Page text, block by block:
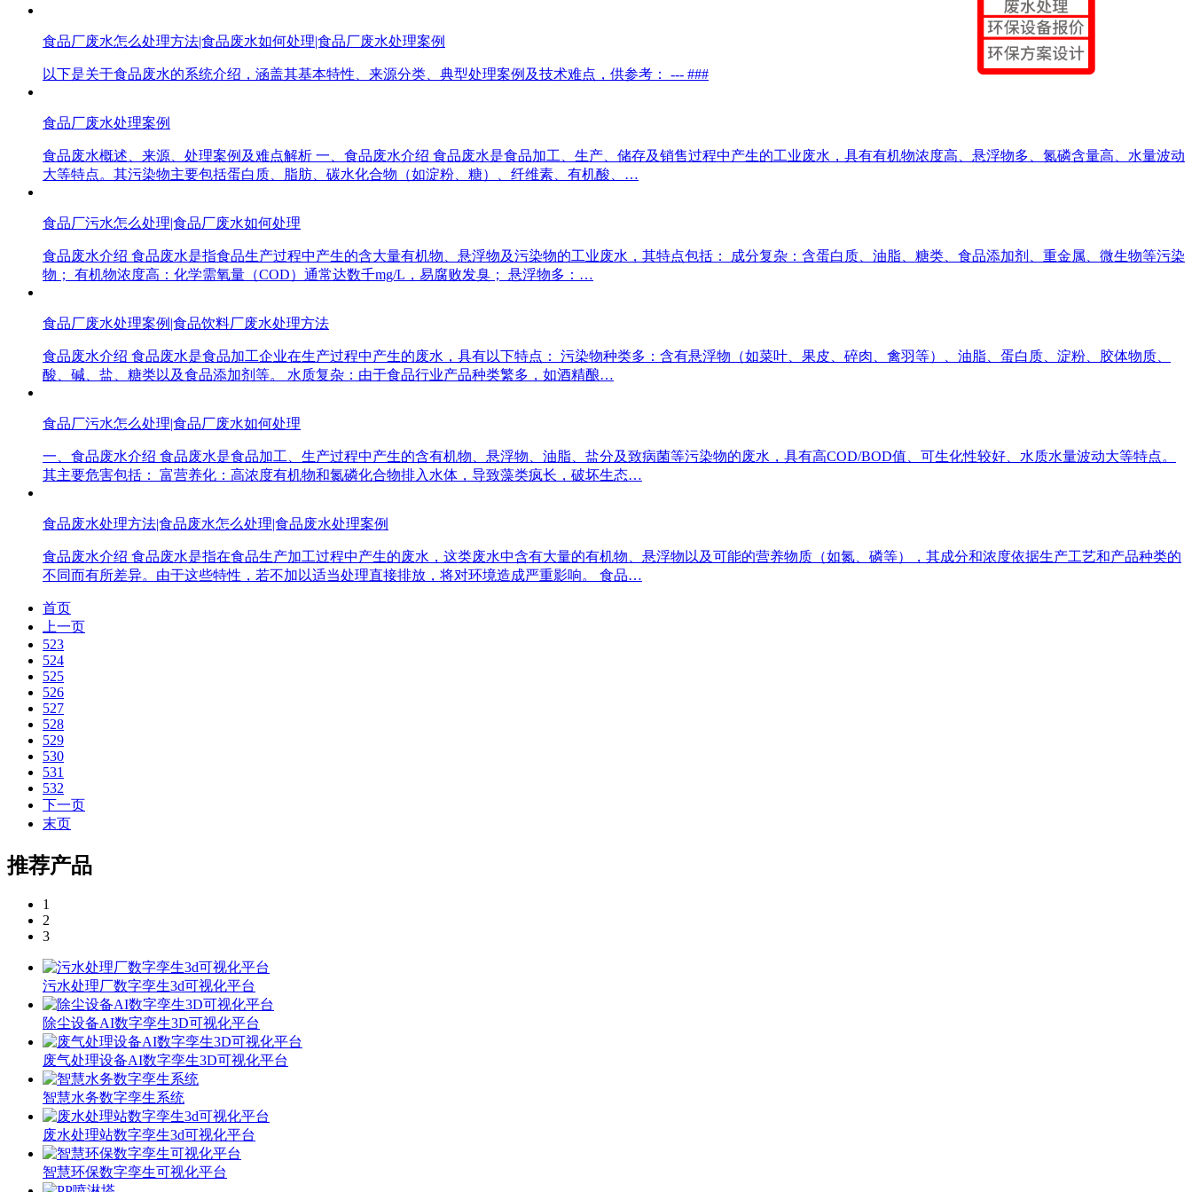
食品厂废水怎么处理方法|食品废水如何处理|食品厂废水处理案例
以下是关于食品废水的系统介绍，涵盖其基本特性、来源分类、典型处理案例及技术难点，供参考： --- ###
食品厂废水处理案例
食品废水概述、来源、处理案例及难点解析 一、食品废水介绍 食品废水是食品加工、生产、储存及销售过程中产生的工业废水，具有有机物浓度高、悬浮物多、氮磷含量高、水量波动
大等特点。其污染物主要包括蛋白质、脂肪、碳水化合物（如淀粉、糖）、纤维素、有机酸、…
食品厂污水怎么处理|食品厂废水如何处理
食品废水介绍 食品废水是指食品生产过程中产生的含大量有机物、悬浮物及污染物的工业废水，其特点包括： 成分复杂：含蛋白质、油脂、糖类、食品添加剂、重金属、微生物等污染
物； 有机物浓度高：化学需氧量（COD）通常达数千mg/L，易腐败发臭； 悬浮物多：…
食品厂废水处理案例|食品饮料厂废水处理方法
食品废水介绍 食品废水是食品加工企业在生产过程中产生的废水，具有以下特点： 污染物种类多：含有悬浮物（如菜叶、果皮、碎肉、禽羽等）、油脂、蛋白质、淀粉、胶体物质、
酸、碱、盐、糖类以及食品添加剂等。 水质复杂：由于食品行业产品种类繁多，如酒精酿…
食品厂污水怎么处理|食品厂废水如何处理
一、食品废水介绍 食品废水是食品加工、生产过程中产生的含有机物、悬浮物、油脂、盐分及致病菌等污染物的废水，具有高COD/BOD值、可生化性较好、水质水量波动大等特点。
其主要危害包括： 富营养化：高浓度有机物和氮磷化合物排入水体，导致藻类疯长，破坏生态…
食品废水处理方法|食品废水怎么处理|食品废水处理案例
食品废水介绍 食品废水是指在食品生产加工过程中产生的废水，这类废水中含有大量的有机物、悬浮物以及可能的营养物质（如氮、磷等），其成分和浓度依据生产工艺和产品种类的
不同而有所差异。由于这些特性，若不加以适当处理直接排放，将对环境造成严重影响。 食品…
首页
上一页
523
524
525
526
527
528
529
530
531
532
下一页
末页
推荐产品
1
2
3
污水处理厂数字孪生3d可视化平台
除尘设备AI数字孪生3D可视化平台
废气处理设备AI数字孪生3D可视化平台
智慧水务数字孪生系统
废水处理站数字孪生3d可视化平台
智慧环保数字孪生可视化平台